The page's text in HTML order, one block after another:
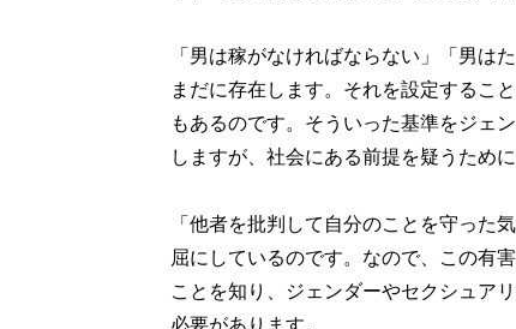
「男は稼がなければならない」「男は
まだに存在します。それを設定するこ
もあるのです。そういった基準をジェ
しますが、社会にある前提を疑うため
「他者を批判して自分のことを守った
屈にしているのです。なので、この有
ことを知り、ジェンダーやセクシュア
必要があります。